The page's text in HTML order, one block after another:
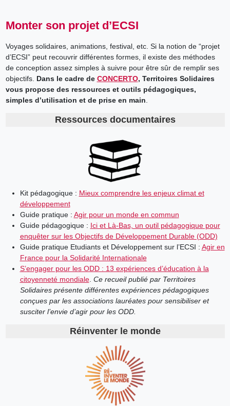
Monter son projet d’ECSI
Voyages solidaires, animations, festival, etc. Si la notion de “projet
d’ECSI” peut recouvrir différentes formes, il existe des méthodes
de conception assez simples à suivre pour être sûr de remplir ses
objectifs. Dans le cadre de CONCERTO, Territoires Solidaires
vous propose des ressources et outils pédagogiques,
simples d’utilisation et de prise en main
Ressources documentaires
Kit pédagogique : Mieux comprendre les enjeux climat et
développement
Guide pratique : Agir pour un monde en commun
Guide pédagogique : Ici et Là-Bas, un outil pédagogique pour
enquêter sur les Objectifs de Développement Durable (ODD)
Guide pratique Etudiants et Développement sur l’ECSI : Agir en
France pour la Solidarité Internationale
S’engager pour les ODD : 13 expériences d’éducation à la
citoyenneté mondiale. Ce recueil publié par Territoires
Solidaires présente différentes expériences pédagogiques
conçues par les associations lauréates pour sensibiliser et
susciter l’envie d’agir pour les ODD.
Réinventer le monde